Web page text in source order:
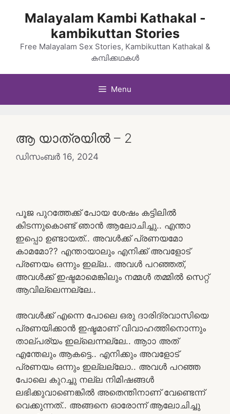
Malayalam Kambi Kathakal -
kambikuttan Stories
Free Malayalam Sex Stories, Kambikuttan Kathakal &
കമ്പിക്കഥകൾ
Menu
ആ യാത്രയിൽ – 2
ഡിസംബർ 16, 2024
പൂജ പുറത്തേക്ക് പോയ ശേഷം കട്ടിലിൽ
കിടന്നുകൊണ്ട് ഞാൻ ആലോചിച്ചു.. എന്താ
ഇപ്പൊ ഉണ്ടായത്.. അവൾക്ക് പ്രണയമോ
കാമമോ?? എന്തായാലും എനിക്ക് അവളോട്
പ്രണയം ഒന്നും ഇല്ല.. അവൾ പറഞ്ഞത്,
അവൾക്ക് ഇഷ്ടമാമെങ്കിലും നമ്മൾ തമ്മിൽ സെറ്റ്
ആവില്ലെന്നല്ലേ..
അവൾക്ക് എന്നെ പോലെ ഒരു ദാരിദ്രവാസിയെ
പ്രണയിക്കാൻ ഇഷ്ടമാണ് വിവാഹത്തിനൊന്നും
താല്പര്യം ഇല്ലെന്നല്ലേ.. ആാാ അത്
എന്തേലും ആകട്ടെ.. എനിക്കും അവളോട്
പ്രണയം ഒന്നും ഇല്ലല്ലോ.. അവൾ പറഞ്ഞ
പോലെ കുറച്ചു നല്ല നിമിഷങ്ങൾ
ലഭിക്കുവാണെങ്കിൽ അതെന്തിനാണ് വേണ്ടെന്ന്
വെക്കുന്നത്.. അങ്ങനെ ഓരോന്ന് ആലോചിച്ചു